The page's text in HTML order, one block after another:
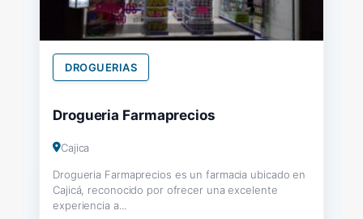
DROGUERIAS
Drogueria Farmaprecios
Cajica
Drogueria Farmaprecios es un farmacia ubicado en
Cajicá, reconocido por ofrecer una excelente
experiencia a...